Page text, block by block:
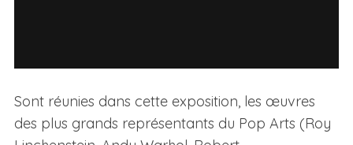
Sont réunies dans cette exposition, les œuvres
des plus grands représentants du Pop Arts (Roy